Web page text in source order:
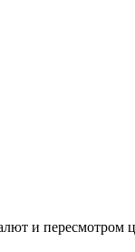
и пересмотром